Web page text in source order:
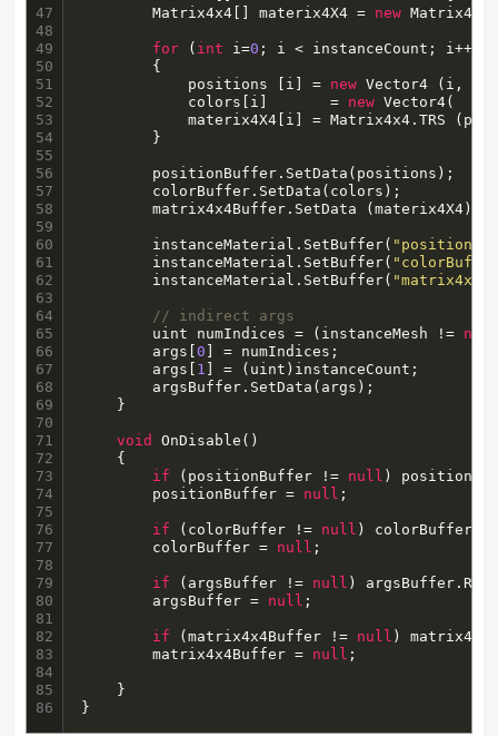
47
48
49
50
51
52
53
54
55
56
57
58
59
60
61
62
63
64
65
66
67
68
69
70
71
72
73
74
75
76
77
78
79
80
81
82
83
84
85
86
		Matrix4x4[] materix4X4 =
new
for ( int i=0 ; i < instanceCount; i++)
			positions [i] =
new Vector4 (i,
			colors[i]		=
new Vector4(
			materix4X4[i] = Matrix4x4.TRS (positions [i], Quaternion.Euler (0F, 0F, 0F), Vector3.one);
        }
        positionBuffer.SetData(positions);
		matrix4x4Buffer.SetData (materix4X4);
		instanceMaterial.SetBuffer(
		instanceMaterial.SetBuffer(
		instanceMaterial.SetBuffer(
// indirect args
        uint numIndices = (instanceMesh !=
        args[
0 ] = numIndices;
        args[
1 ] = (uint)instanceCount;
        argsBuffer.SetData(args);
    }
void
OnDisable()
if (positionBuffer != null )
        positionBuffer =
null ;
if (colorBuffer != null )
        colorBuffer =
null ;
if (argsBuffer != null )
        argsBuffer =
null ;
if (matrix4x4Buffer != null )
		matrix4x4Buffer =
null ;
    }
}